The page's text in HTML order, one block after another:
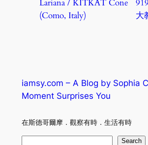
Lariana / KITKAT Cone
(Como, Italy)
大
iamsy.com – A Blog by Sophia
Moment Surprises You
在斯德哥爾摩．觀察有時．生活有時
Search